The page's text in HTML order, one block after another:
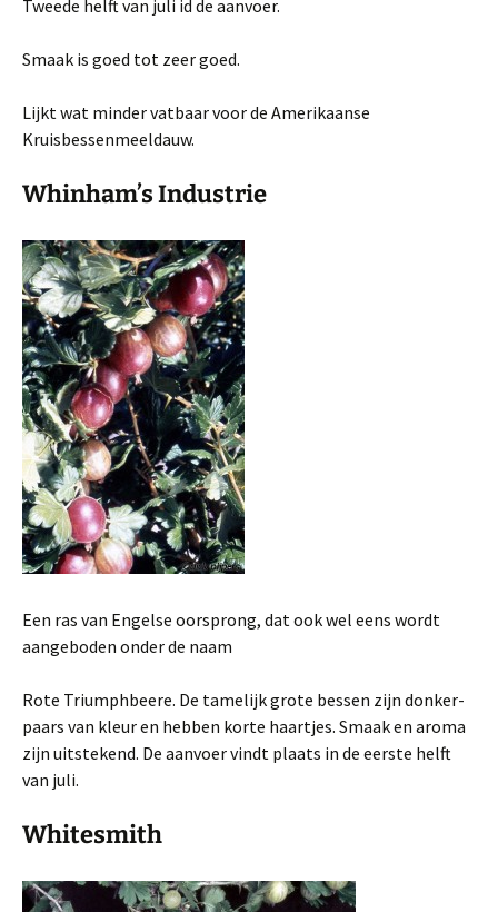
Tweede helft van juli id de aanvoer.
Smaak is goed tot zeer goed.
Lijkt wat minder vatbaar voor de Amerikaanse
Kruisbessenmeeldauw.
Whinham’s Industrie
Een ras van Engelse oorsprong, dat ook wel eens wordt
aangeboden onder de naam
Rote Triumphbeere. De tamelijk grote bessen zijn donker-
paars van kleur en hebben korte haartjes. Smaak en aroma
zijn uitstekend. De aanvoer vindt plaats in de eerste helft
van juli.
Whitesmith